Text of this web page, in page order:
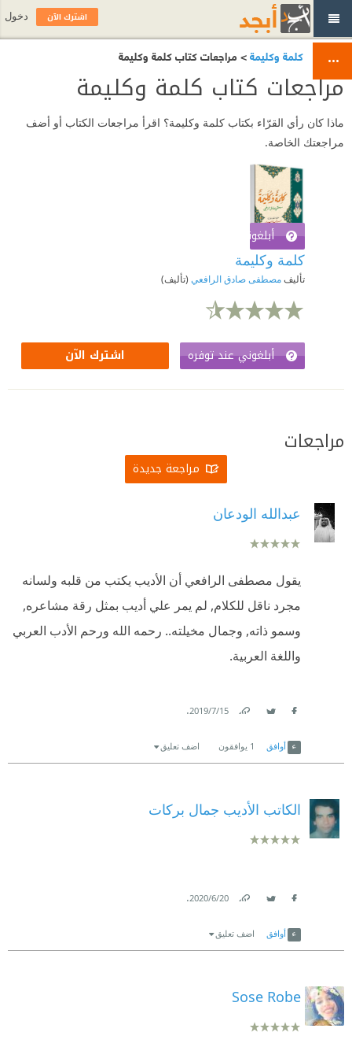
كلمة وكليمة> مراجعات كتاب كلمة وكليمة
مراجعات كتاب كلمة وكليمة
ماذا كان رأي القرّاء بكتاب كلمة وكليمة؟ اقرأ مراجعات الكتاب أو أضف
مراجعتك الخاصة.
أبلغوني عند توفره
كلمة وكليمة
تأليفمصطفى صادق الرافعي (تأليف)
أبلغوني عند توفره اشترك الآن
مراجعات
مراجعة جديدة
عبدالله الودعان
يقول مصطفى الرافعي أن الأديب يكتب من قلبه ولسانه
مجرد ناقل للكلام, لم يمر علي أديب بمثل رقة مشاعره,
وسمو ذاته, وجمال مخيلته.. رحمه الله ورحم الأدب العربي
واللغة العربية.
15‏/7‏/2019
.
أوافق 1 يوافقون اضف تعليق
الكاتب الأديب جمال بركات
20‏/6‏/2020
.
أوافق اضف تعليق
Sose Robe
اشترك الآن دخول